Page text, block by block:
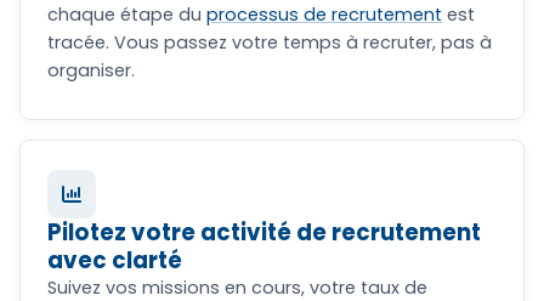
chaque étape du processus de recrutement est
tracée. Vous passez votre temps à recruter, pas à
organiser.
Pilotez votre activité de recrutement
avec clarté
Suivez vos missions en cours, votre taux de